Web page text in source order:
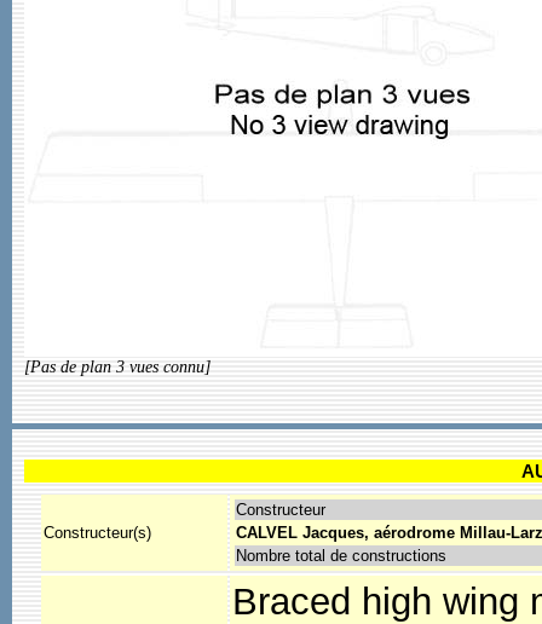
[Pas de plan 3 vues connu]
Constructeur(s)
Constructeur
CALVEL Jacques, aérodrome Millau-
Nombre total de constructions
Braced high wing